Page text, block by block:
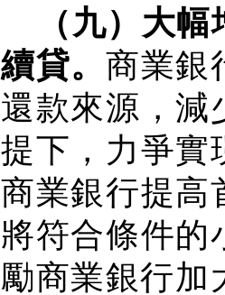
（九）大
續貸。 商業銀
還款來源，減
提下，力爭實
商業銀行提高
將符合條件的
勵商業銀行加